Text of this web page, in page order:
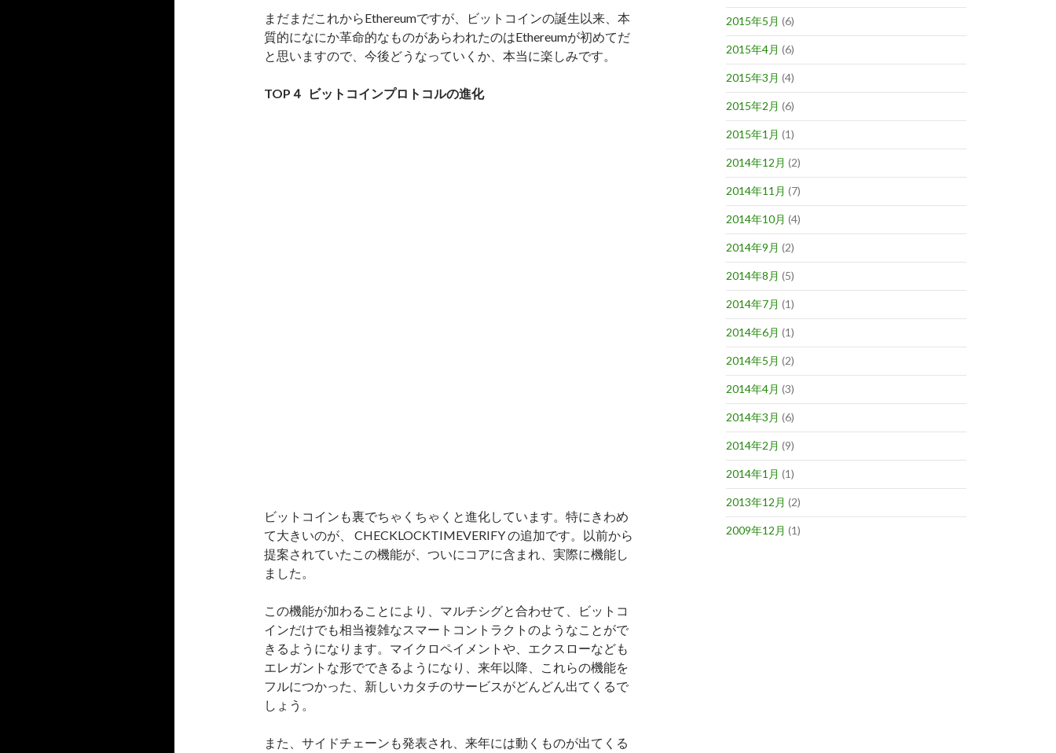
まだまだこれからEthereumですが、ビットコインの誕生以来、本
質的になにか革命的なものがあらわれたのはEthereumが初めてだ
と思いますので、今後どうなっていくか、本当に楽しみです。
TOP４ ビットコインプロトコルの進化
ビットコインも裏でちゃくちゃくと進化しています。特にきわめ
て大きいのが、 CHECKLOCKTIMEVERIFY の追加です。以前から
提案されていたこの機能が、ついにコアに含まれ、実際に機能し
ました。
この機能が加わることにより、マルチシグと合わせて、ビットコ
インだけでも相当複雑なスマートコントラクトのようなことがで
きるようになります。マイクロペイメントや、エクスローなども
エレガントな形でできるようになり、来年以降、これらの機能を
フルにつかった、新しいカタチのサービスがどんどん出てくるで
しょう。
また、サイドチェーンも発表され、来年には動くものが出てくる
2015年5月 (6)
2015年4月 (6)
2015年3月 (4)
2015年2月 (6)
2015年1月 (1)
2014年12月 (2)
2014年11月 (7)
2014年10月 (4)
2014年9月 (2)
2014年8月 (5)
2014年7月 (1)
2014年6月 (1)
2014年5月 (2)
2014年4月 (3)
2014年3月 (6)
2014年2月 (9)
2014年1月 (1)
2013年12月 (2)
2009年12月 (1)